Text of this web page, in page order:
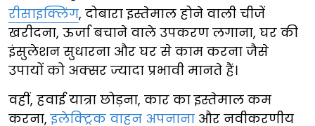
रीसाइक्लिंग, दोबारा इस्तेमाल होने वाली चीजें
खरीदना, ऊर्जा बचाने वाले उपकरण लगाना, घर की
इंसुलेशन सुधारना और घर से काम करना जैसे
उपायों को अक्सर ज्यादा प्रभावी मानते हैं।
वहीं, हवाई यात्रा छोड़ना, कार का इस्तेमाल कम
करना,इलेक्ट्रिक वाहन अपनाना और नवीकरणीय